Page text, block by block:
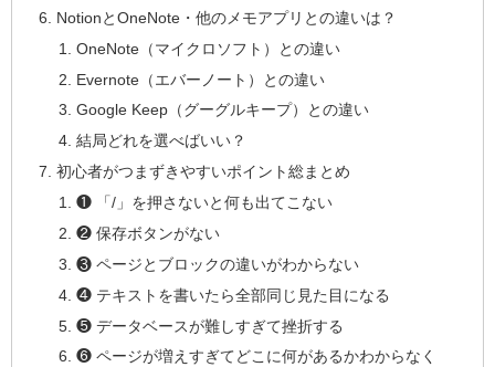
NotionとOneNote・他のメモアプリとの違いは？
OneNote（マイクロソフト）との違い
Evernote（エバーノート）との違い
Google Keep（グーグルキープ）との違い
結局どれを選べばいい？
初心者がつまずきやすいポイント総まとめ
❶ 「/」を押さないと何も出てこない
❷ 保存ボタンがない
❸ ページとブロックの違いがわからない
❹ テキストを書いたら全部同じ見た目になる
❺ データベースが難しすぎて挫折する
❻ ページが増えすぎてどこに何があるかわからなく